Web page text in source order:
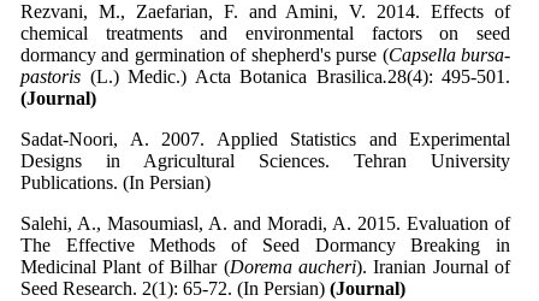
Rezvani, M., Zaefarian, F. and Amini, V. 2014. Effects of
chemical treatments and environmental factors on seed
dormancy and germination of shepherd's purse (Capsella bursa-
pastoris (L.) Medic.) Acta Botanica Brasilica.28(4): 495-501.
(Journal)
Sadat-Noori, A. 2007. Applied Statistics and Experimental
Designs in Agricultural Sciences. Tehran University
Publications. (In Persian)
Salehi, A., Masoumiasl, A. and Moradi, A. 2015. Evaluation of
The Effective Methods of Seed Dormancy Breaking in
Medicinal Plant of Bilhar (Dorema aucheri). Iranian Journal of
Seed Research. 2(1): 65-72. (In Persian) (Journal)